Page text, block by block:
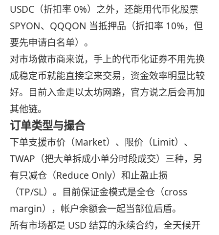
USDC（折扣率 0%）之外，还能用代币化股票
SPYON、QQQON 当抵押品（折扣率 10%，但
要先申请白名单）。
对市场做市商来说，手上的代币化证券不用先换
成稳定币就能直接拿来交易，资金效率明显比较
好。目前入金走以太坊网路，官方说之后会再加
其他链。
订单类型与撮合
下单支援市价（Market）、限价（Limit）、
TWAP（把大单拆成小单分时段成交）三种，另
有只减仓（Reduce Only）和止盈止损
（TP/SL）。目前保证金模式是全仓（cross
margin），帐户余额会一起当部位后盾。
所有市场都是 USD 结算的永续合约，全天候开